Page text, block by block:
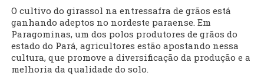
O cultivo do girassol na entressafra de grãos está
ganhando adeptos no nordeste paraense. Em
Paragominas, um dos polos produtores de grãos do
estado do Pará, agricultores estão apostando nessa
cultura, que promove a diversificação da produção e a
melhoria da qualidade do solo.